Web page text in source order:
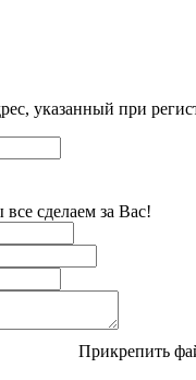
указанный при
сделаем за Вас!
Прикрепить